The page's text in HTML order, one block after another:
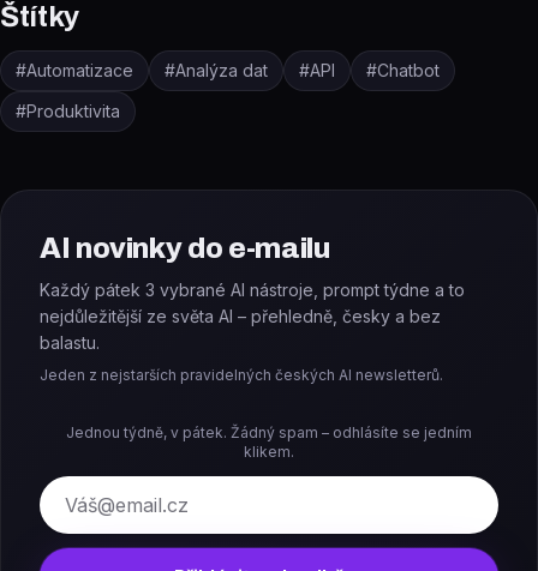
Štítky
#Automatizace #Analýza dat #API #Chatbot
#Produktivita
AI novinky do e-mailu
Každý pátek 3 vybrané AI nástroje, prompt týdne a to
nejdůležitější ze světa AI – přehledně, česky a bez
balastu.
Jeden z nejstarších pravidelných českých AI newsletterů.
Jednou týdně, v pátek. Žádný spam – odhlásíte se jedním
klikem.
E-mail